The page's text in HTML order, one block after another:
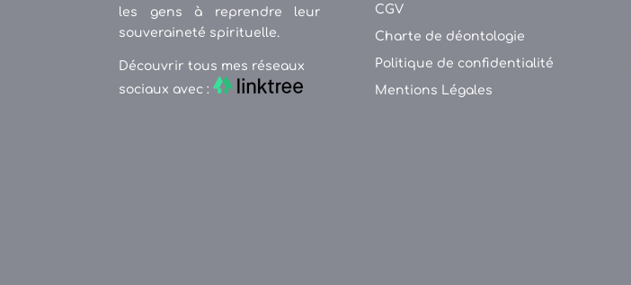
les gens à reprendre leur
souveraineté spirituelle.
Découvrir tous mes réseaux
sociaux avec :
CGV
Charte de déontologie
Politique de confidentialité
Mentions Légales